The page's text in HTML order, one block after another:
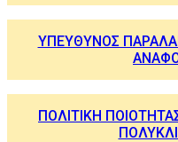
ΥΠΕΥΘΥΝΟΣ
ΠΟΛΙΤΙΚΗ